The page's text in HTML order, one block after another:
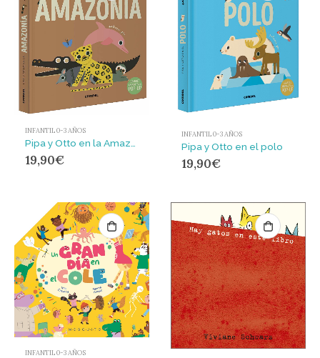
INFANTIL 0-3 AÑOS
Pipa y Otto en la Amazonía
19,90€
INFANTIL 0-3 AÑOS
Pipa y Otto en el polo
19,90€
INFANTIL 0-3 AÑOS